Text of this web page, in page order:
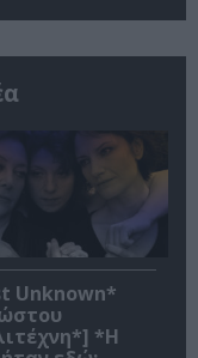
Unknown*
*Η